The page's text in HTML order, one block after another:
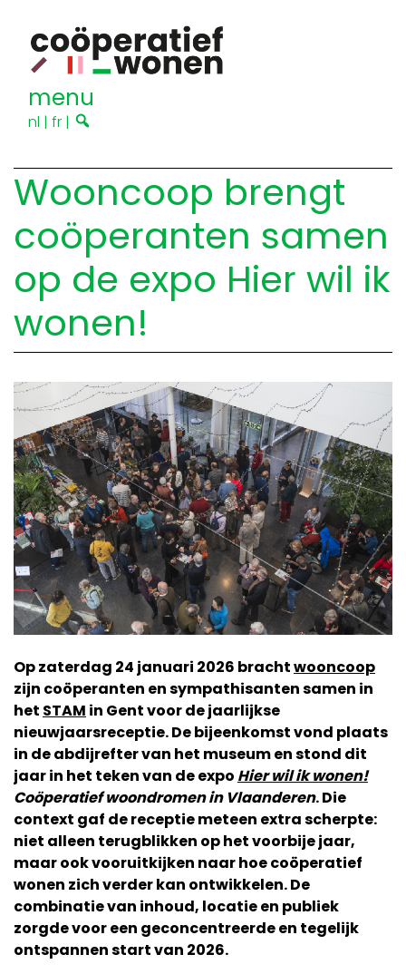
menu
nl | fr |
Wooncoop brengt
coöperanten samen
op de expo Hier wil ik
wonen!
Op zaterdag 24 januari 2026 brachtwooncoop
zijn coöperanten en sympathisanten samen in
het STAM in Gent voor de jaarlijkse
nieuwjaarsreceptie. De bijeenkomst vond plaats
in de abdijrefter van het museum en stond dit
jaar in het teken van de expo Hier wil ik wonen!
Coöperatief woondromen in Vlaanderen. Die
context gaf de receptie meteen extra scherpte:
niet alleen terugblikken op het voorbije jaar,
maar ook vooruitkijken naar hoe coöperatief
wonen zich verder kan ontwikkelen. De
combinatie van inhoud, locatie en publiek
zorgde voor een geconcentreerde en tegelijk
ontspannen start van 2026.